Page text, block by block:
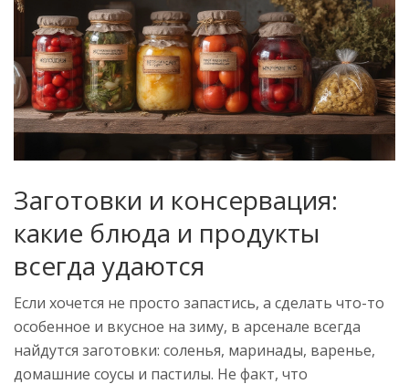
Заготовки и консервация:
какие блюда и продукты
всегда удаются
Если хочется не просто запастись, а сделать что-то
особенное и вкусное на зиму, в арсенале всегда
найдутся заготовки: соленья, маринады, варенье,
домашние соусы и пастилы. Не факт, что